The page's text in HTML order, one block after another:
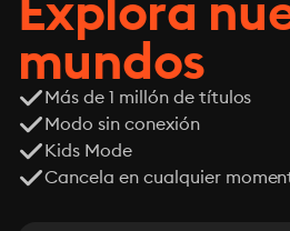
mundos
Más de 1 millón de títulos
Modo sin conexión
Kids Mode
Cancela en cualquier